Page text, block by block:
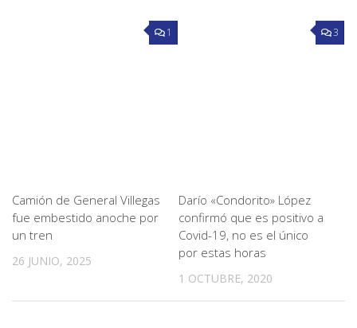
1
Camión de General Villegas
fue embestido anoche por
un tren
26 JUNIO, 2025
3
Darío «Condorito» López
confirmó que es positivo a
Covid-19, no es el único
por estas horas
1 OCTUBRE, 2020